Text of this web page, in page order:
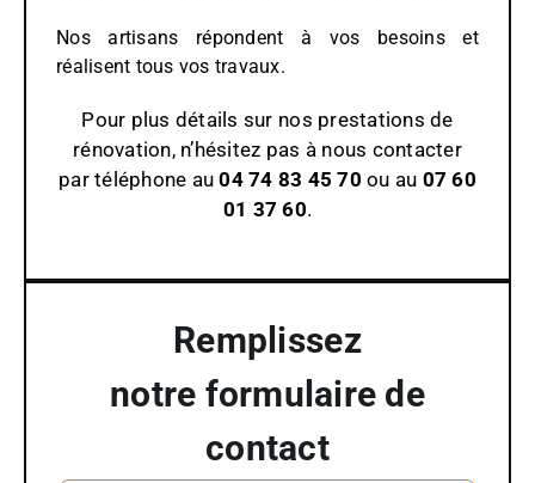
Nos artisans répondent à vos besoins et
réalisent tous vos travaux.
Pour plus détails sur nos prestations de
rénovation, n’hésitez pas à nous contacter
par téléphone au04 74 83 45 70 ou au 07 60
01 37 60.
Remplissez
notre formulaire de
contact